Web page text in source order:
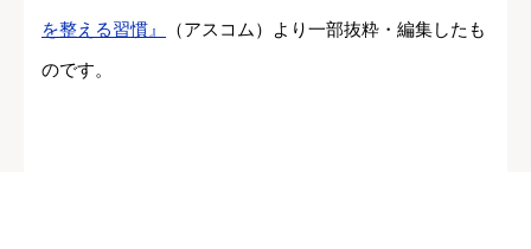
を整える習慣』
（アスコム）より一部抜粋・編集したも
のです。